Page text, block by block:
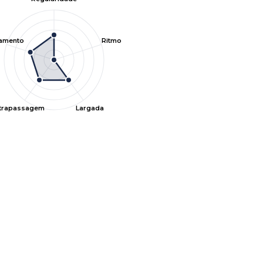
Ritmo
Largada